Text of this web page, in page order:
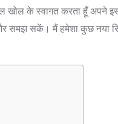
खोल के स्वागत करता हूँ अपने
समझ सकें। मैं हमेशा कुछ नया